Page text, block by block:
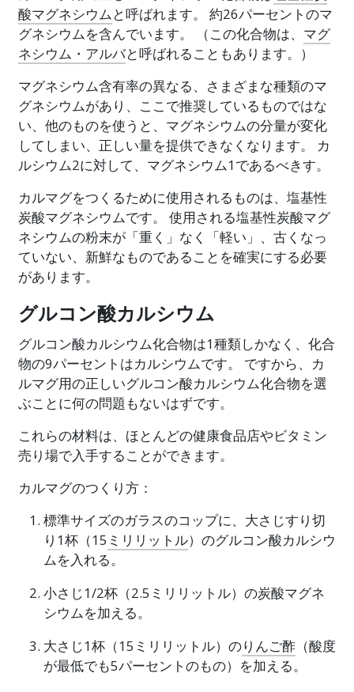
酸マグネシウムと呼ばれます。 約26パーセントのマ
グネシウムを含んでいます。 （この化合物は、 マグ
ネシウム・アルバと呼ばれることもあります。）
マグネシウム含有率の異なる、さまざまな種類のマ
グネシウムがあり、ここで推奨しているものではな
い、他のものを使うと、マグネシウムの分量が変化
してしまい、正しい量を提供できなくなります。 カ
ルシウム2に対して、マグネシウム1であるべきす。
カルマグをつくるために使用されるものは、塩基性
炭酸マグネシウムです。 使用される塩基性炭酸マグ
ネシウムの粉末が「重く」なく「軽い」、古くなっ
ていない、新鮮なものであることを確実にする必要
があります。
グルコン酸カルシウム
グルコン酸カルシウム化合物は1種類しかなく、化合
物の9パーセントはカルシウムです。 ですから、カ
ルマグ用の正しいグルコン酸カルシウム化合物を選
ぶことに何の問題もないはずです。
これらの材料は、ほとんどの健康食品店やビタミン
売り場で入手することができます。
カルマグのつくり方：
標準サイズのガラスのコップに、大さじすり切
り1杯（15 ミリリットル）のグルコン酸カルシウ
ムを入れる。
小さじ1/2杯（2.5ミリリットル）の炭酸マグネ
シウムを加える。
大さじ1杯（15ミリリットル）のりんご酢 （酸度
が最低でも5パーセントのもの）を加える。